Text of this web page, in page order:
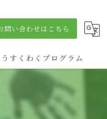
問い合わせはこちら
すくわくプログラム